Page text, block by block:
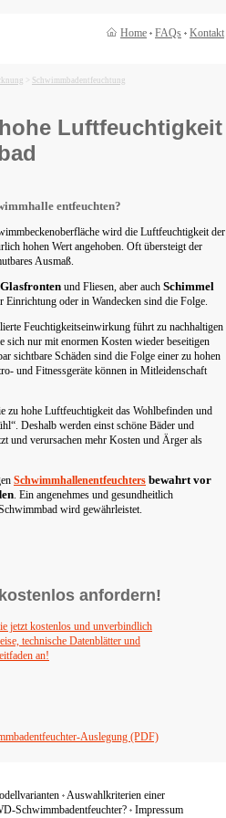
Home FAQs Kontakt
Schwimmbadentfeuchtung
Luftfeuchtigkeit
entfeuchten?
wird die Luftfeuchtigkeit der
hohen Wert angehoben. Oft übersteigt der
Ausmaß.
und Fliesen, aber auch Schimmel
Einrichtung oder in Wandecken sind die Folge.
Feuchtigkeitseinwirkung führt zu nachhaltigen
sich nur mit enormen Kosten wieder beseitigen
sichtbare Schäden sind die Folge einer zu hohen
und Fitnessgeräte können in Mitleidenschaft
zu hohe Luftfeuchtigkeit das Wohlbefinden und
Deshalb werden einst schöne Bäder und
und verursachen mehr Kosten und Ärger als
Schwimmhallenentfeuchters bewahrt vor
. Ein angenehmes und gesundheitlich
wird gewährleistet.
anfordern!
jetzt kostenlos und unverbindlich
technische Datenblätter und
an!
Auslegung (PDF)
Auswahlkriterien einer
Schwimmbadentfeuchter? Impressum